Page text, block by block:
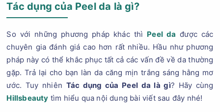
Tác dụng của Peel da là gì?
So với những phương pháp khác thì Peel da được các
chuyên gia đánh giá cao hơn rất nhiều. Hầu như phương
pháp này có thể khắc phục tất cả các vấn đề về da thường
gặp. Trả lại cho bạn làn da căng mịn trắng sáng hằng mơ
ước. Tuy nhiên Tác dụng của Peel da là gì? Hãy cùng
Hillsbeauty tìm hiểu qua nội dung bài viết sau đây nhé!